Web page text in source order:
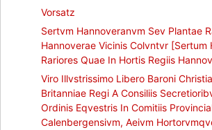
Vorsatz
Sertvm Hannoveranvm Sev Plantae
Hannoverae Vicinis Colvntvr [Sertum
Rariores Quae In Hortis Regiis
Viro Illvstrissimo Libero Baroni
Britanniae Regi A Consiliis
Ordinis Eqvestris In Comitiis
Calenbergensivm, Aeivm